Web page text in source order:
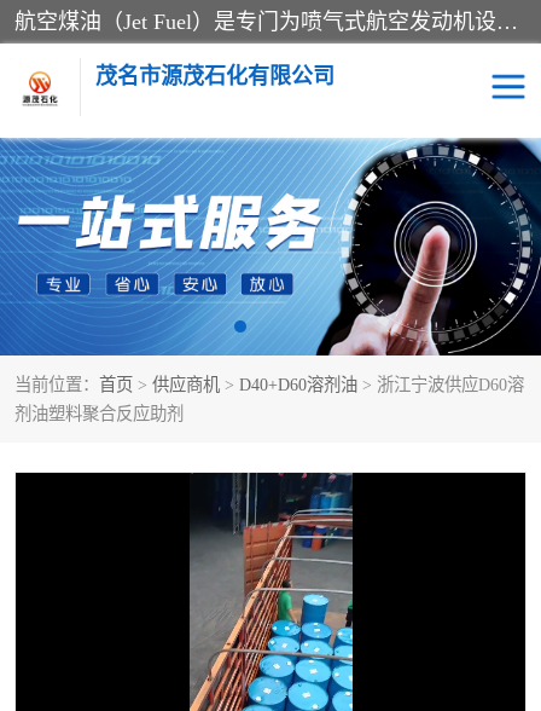
航空煤油（Jet Fuel）是专门为喷气式航空发动机设计的高纯度燃料，主要分为Jet A、Jet A-1和Jet B等类型。其特点是闪点高、低温流动性好，并添加了抗静电剂和抗氧化剂以确保飞行安全。航空煤油需
茂名市源茂石化有限公司
当前位置： 首页 > 供应商机 > D40+D60溶剂油 > 浙江宁波供应D60溶
剂油塑料聚合反应助剂
RP3航空煤油 D20+D30溶剂油
D40+D60溶剂油 D80+D100溶剂油
6号+120号溶剂油 260号溶剂油
异构烷烃 天然乳胶
46+68号化妆级白油